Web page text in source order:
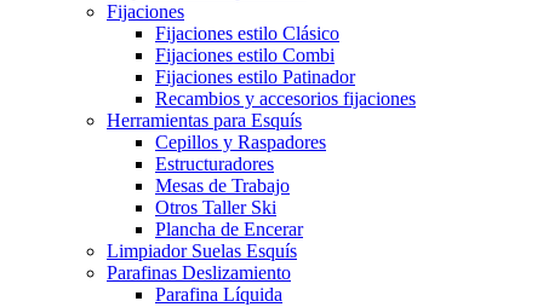
Fijaciones
Fijaciones estilo Clásico
Fijaciones estilo Combi
Fijaciones estilo Patinador
Recambios y accesorios fijaciones
Herramientas para Esquís
Cepillos y Raspadores
Estructuradores
Mesas de Trabajo
Otros Taller Ski
Plancha de Encerar
Limpiador Suelas Esquís
Parafinas Deslizamiento
Parafina Líquida